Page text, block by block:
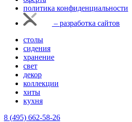
политика конфиденциальности
– разработка сайтов
столы
сидения
хранение
свет
декор
коллекции
хиты
кухня
8 (495) 662-58-26